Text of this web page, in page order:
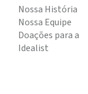
Nossa História
Nossa Equipe
Doações para a
Idealist